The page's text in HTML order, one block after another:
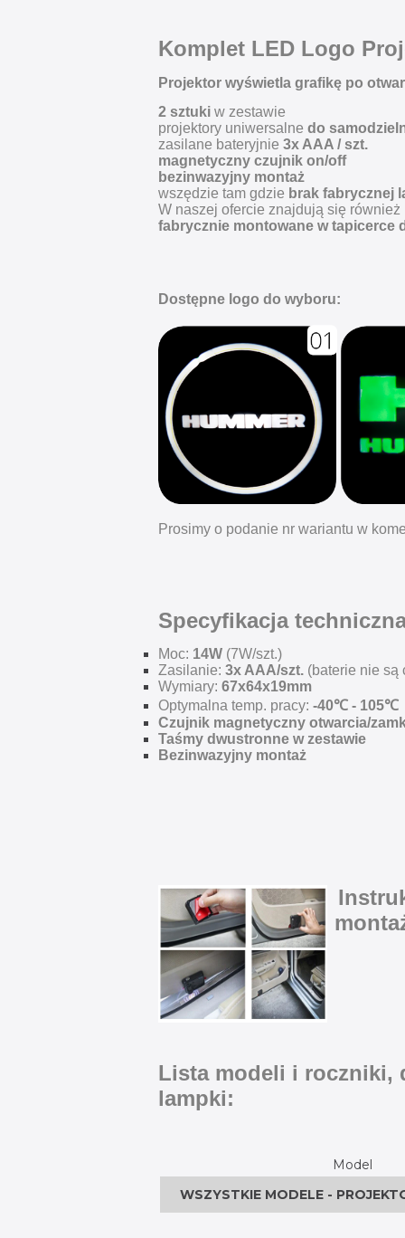
Komplet LED Logo
Projektor wyświetla grafikę po
2 sztukiw zestawie
projektory uniwersalne do
zasilane bateryjnie 3x AAA / szt.
magnetyczny czujnik on/off
bezinwazyjny montaż
wszędzie tam gdzie brak fabrycznej
W naszej ofercie znajdują się
fabrycznie montowane w tapicerce
Dostępne logo do wyboru:
Prosimy o podanie nr wariantu w
Specyfikacja
Moc: 14W(7W/szt.)
Zasilanie: 3x AAA/szt. (baterie nie są
Wymiary: 67x64x19mm
Optymalna temp. pracy: -40℃ - 105℃
Czujnik magnetyczny otwarcia/
Taśmy dwustronne w zestawie
Bezinwazyjny montaż
Lista modeli i roczniki,
lampki:
Model
WSZYSTKIE MODELE -